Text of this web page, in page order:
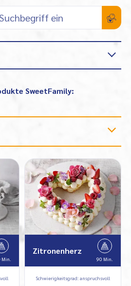
SweetFamily:
Zitronenherz
90 Min.
Schwierigkeitsgrad: anspruchsvoll